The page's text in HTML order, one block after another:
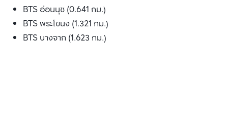
BTS อ่อนนุช (0.641 กม.)
BTS พระโขนง (1.321 กม.)
BTS บางจาก (1.623 กม.)